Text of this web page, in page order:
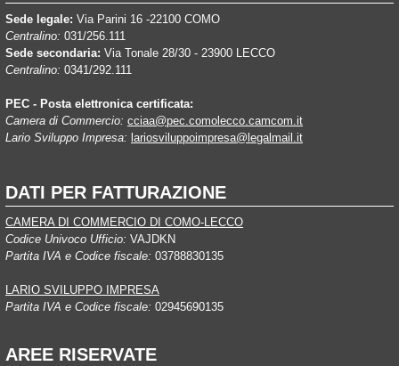
Sede legale: Via Parini 16 -22100 COMO
Centralino: 031/256.111
Sede secondaria: Via Tonale 28/30 - 23900 LECCO
Centralino: 0341/292.111
PEC - Posta elettronica certificata:
Camera di Commercio: cciaa@pec.comolecco.camcom.it
Lario Sviluppo Impresa: lariosviluppoimpresa@legalmail.it
DATI PER FATTURAZIONE
CAMERA DI COMMERCIO DI COMO-LECCO
Codice Univoco Ufficio: VAJDKN
Partita IVA e Codice fiscale: 03788830135
LARIO SVILUPPO IMPRESA
Partita IVA e Codice fiscale: 02945690135
AREE RISERVATE